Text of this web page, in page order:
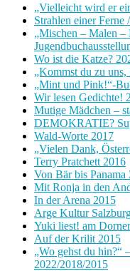
„Vielleicht wird er
Strahlen einer Ferne
„Mischen – Malen
Wo ist die Katze?
„Kommst du zu
„Mint und Pink!“-
Wir lesen Gedichte!
Mutige Mädchen –
DEMOKRATIE?
Wald-Worte 2017
„Vielen Dank,
Terry Pratchett 2016
Von Bär bis Panama
Mit Ronja in den
In der Arena 2015
Arge Kultur
Yuki liest! am
Auf der Krilit 2015
„Wo gehst du hin?“
2022/2018/2015